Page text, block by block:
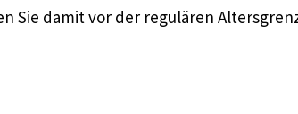
Sie damit vor der regulären